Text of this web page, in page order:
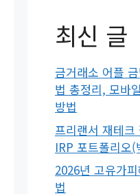
최신 글
금거래소 어플
법 총정리, 모바
방법
프리랜서 재테
IRP 포트폴리오
2026년 고유가
법